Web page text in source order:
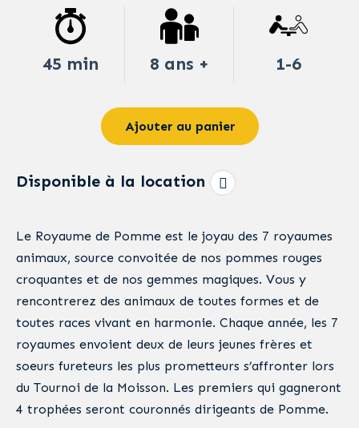
45 min 8 ans + 1-6
Ajouter au panier
Disponible à la location
Le Royaume de Pomme est le joyau des 7 royaumes
animaux, source convoitée de nos pommes rouges
croquantes et de nos gemmes magiques. Vous y
rencontrerez des animaux de toutes formes et de
toutes races vivant en harmonie. Chaque année, les 7
royaumes envoient deux de leurs jeunes frères et
soeurs fureteurs les plus prometteurs s’affronter lors
du Tournoi de la Moisson. Les premiers qui gagneront
4 trophées seront couronnés dirigeants de Pomme.